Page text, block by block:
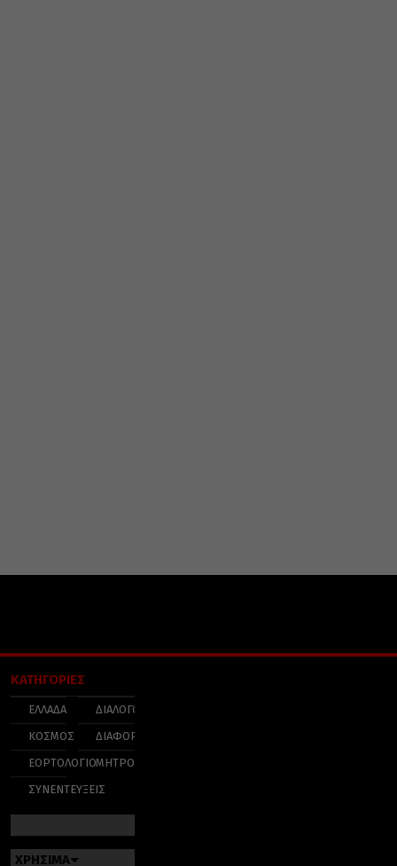
ΚΑΤΗΓΟΡΙΕΣ
ΕΛΛΑΔΑ
ΚΟΣΜΟΣ
ΕΟΡΤΟΛΟΓΙΟ
ΣΥΝΕΝΤΕΥΞΕΙΣ
ΔΙΑΛΟΓΟΣ
ΔΙΑΦΟΡΑ
ΜΗΤΡΟΠΟΛΕΙΣ
ΧΡΗΣΙΜΑ